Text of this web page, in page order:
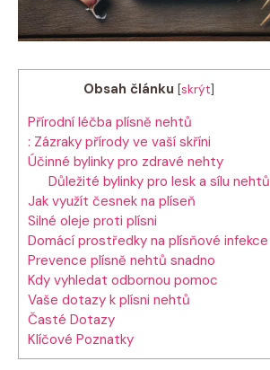
Obsah článku [skrýt]
Přírodní léčba plísně nehtů
: Zázraky přírody ve vaší skříni
Účinné bylinky pro zdravé nehty
Důležité bylinky pro lesk a sílu nehtů
Jak využít česnek na plíseň
Silné oleje proti plísni
Domácí prostředky na plísňové infekce
Prevence plísně nehtů snadno
Kdy vyhledat odbornou pomoc
Vaše dotazy k plísni nehtů
Časté Dotazy
Klíčové Poznatky